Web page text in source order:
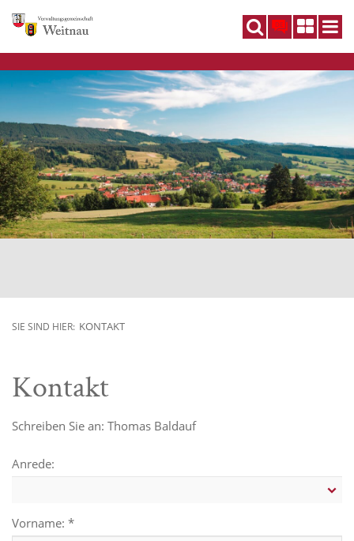
DE
SIE SIND HIER: KONTAKT
Kontakt
Schreiben Sie an: Thomas Baldauf
Anrede:
Vorname: *